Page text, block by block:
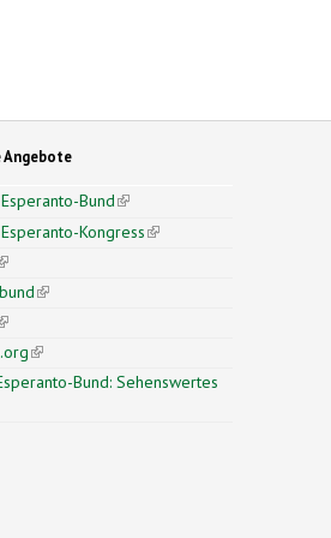
Angebote
Bund(link is external)
Kongress(link is external)
is external)
(link is external)
is external)
(link is external)
Bund: Sehenswertes